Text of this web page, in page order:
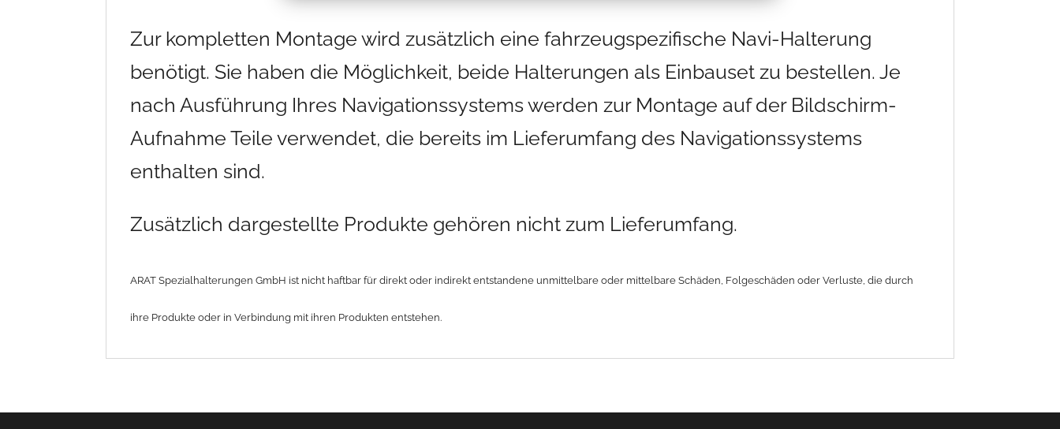
Zur kompletten Montage wird zusätzlich eine fahrzeugspezifische Navi-Halterung
benötigt. Sie haben die Möglichkeit, beide Halterungen als Einbauset zu bestellen. Je
nach Ausführung Ihres Navigationssystems werden zur Montage auf der Bildschirm-
Aufnahme Teile verwendet, die bereits im Lieferumfang des Navigationssystems
enthalten sind.
Zusätzlich dargestellte Produkte gehören nicht zum Lieferumfang.
ARAT Spezialhalterungen GmbH ist nicht haftbar für direkt oder indirekt entstandene unmittelbare oder mittelbare Schäden, Folgeschäden oder Verluste, die durch
ihre Produkte oder in Verbindung mit ihren Produkten entstehen.